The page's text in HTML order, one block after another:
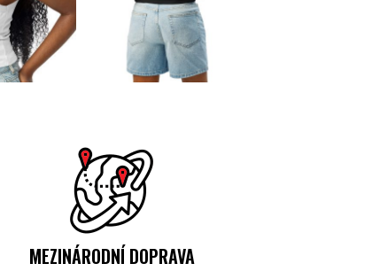
MEZINÁRODNÍ DOPRAVA